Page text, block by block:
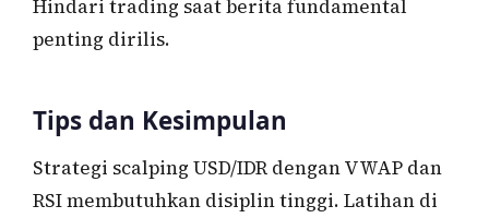
Hindari trading saat berita fundamental
penting dirilis.
Tips dan Kesimpulan
Strategi scalping USD/IDR dengan VWAP dan
RSI membutuhkan disiplin tinggi. Latihan di